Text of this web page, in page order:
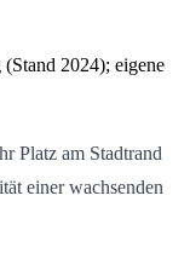
2024); eigene
Platz am Stadtrand
einer wachsenden